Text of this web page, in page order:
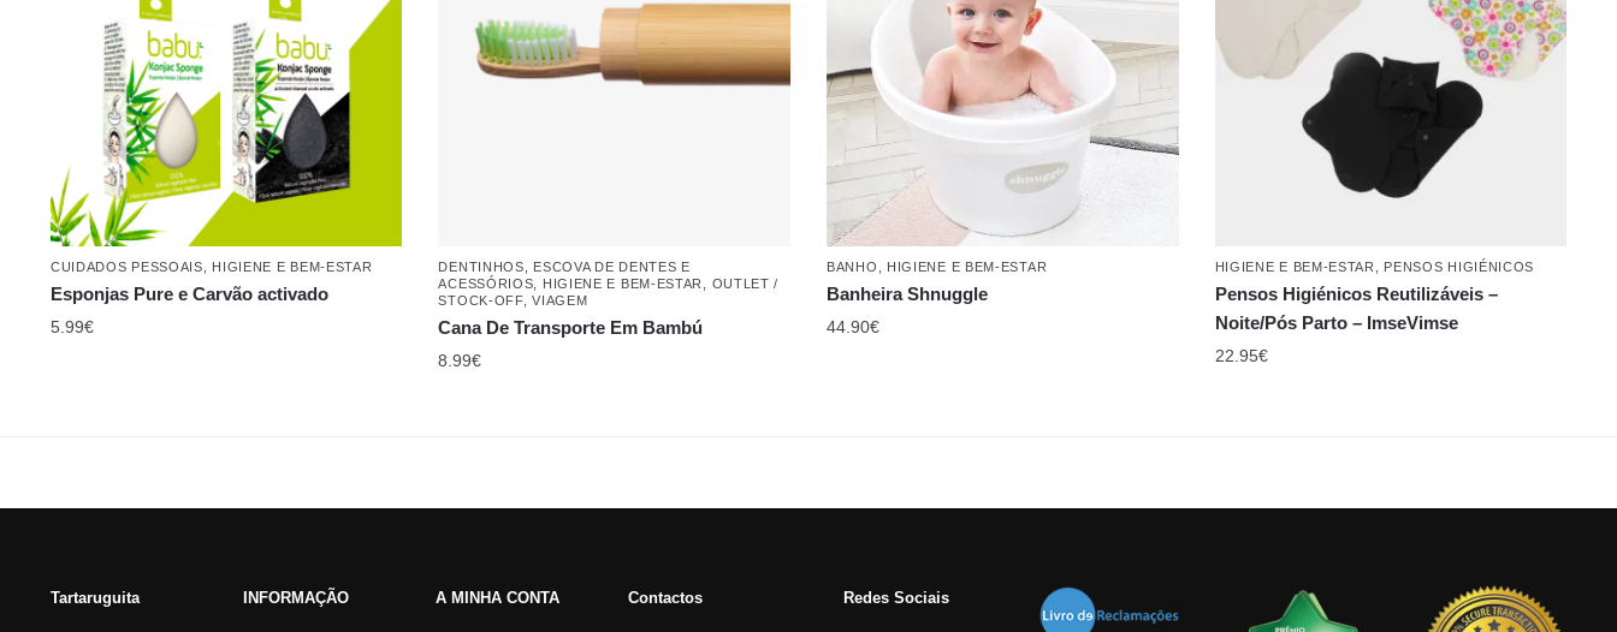
CUIDADOS PESSOAIS HIGIENE E BEM-ESTAR
Esponjas Pure e Carvão activado
5.99€
DENTINHOS
ESCOVA DE DENTES E
ACESSÓRIOS
HIGIENE E BEM-ESTAR
OUTLET /
STOCK-OFF,VIAGEM
Cana De Transporte Em Bambú
8.99€
BANHO HIGIENE E BEM-ESTAR
Banheira Shnuggle
44.90€
HIGIENE E BEM-ESTAR PENSOS HIGIÉNICOS
Pensos Higiénicos Reutilizáveis –
Noite/Pós Parto – ImseVimse
22.95€
Tartaruguita INFORMAÇÃO A MINHA CONTA Contactos Redes Sociais